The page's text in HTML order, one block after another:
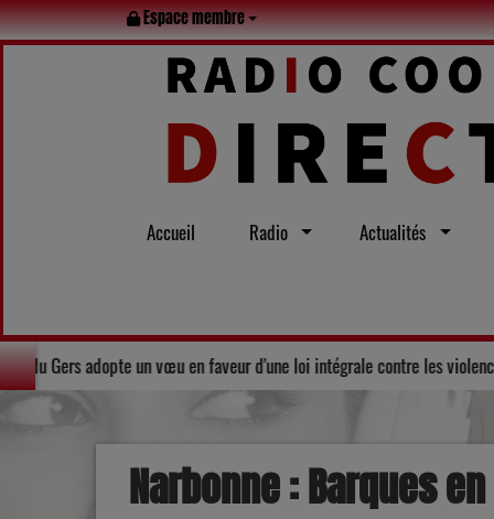
Espace membre
Accueil Radio Actualités
Solidarité : Le Conseil départemental du Gers adopte
Narbonne : Barques